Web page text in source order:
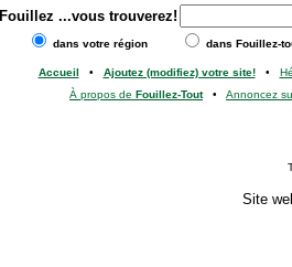
Fouillez ...vous trouverez!
dans votre région dans Fouillez-
Accueil • Ajoutez (modifiez) votre site!•
À propos de Fouillez-Tout• Annoncez
Site